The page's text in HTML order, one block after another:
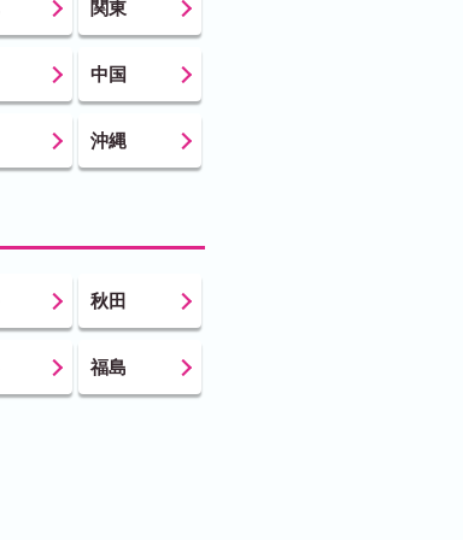
関東
中国
沖縄
秋田
福島